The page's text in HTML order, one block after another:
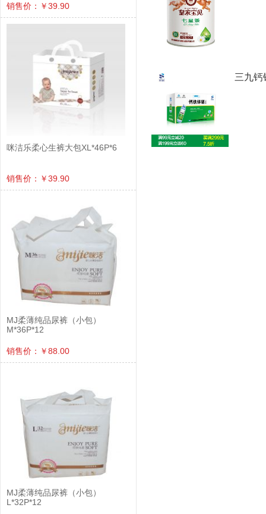
三九钙
销售价：￥39.90
咪洁乐柔心生裤大包XL*46P*6
销售价：￥39.90
MJ柔薄纯品尿裤（小包）
M*36P*12
销售价：￥88.00
MJ柔薄纯品尿裤（小包）
L*32P*12